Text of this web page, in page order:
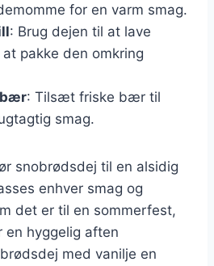
for en varm smag.
: Brug dejen til at lave
pakke den omkring
bær: Tilsæt friske bær til
smag.
snobrødsdej til en alsidig
enhver smag og
det er til en sommerfest,
en hyggelig aften
med vanilje en